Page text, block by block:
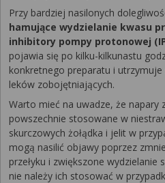
Przy bardziej nasilonych
hamujące wydzielanie kwasu
inhibitory pompy protonowej
pojawia się po kilku-kilkunastu
konkretnego preparatu i
leków zobojętniających.
Warto mieć na uwadze, że napary
powszechnie stosowane w
skurczowych żołądka i jelit w
mogą nasilić objawy poprzez
przełyku i zwiększone
nie należy ich stosować w